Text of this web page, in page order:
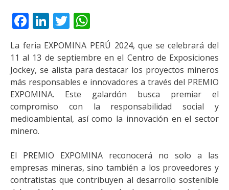
Facebook
LinkedIn
Twitter
La feria EXPOMINA PERÚ 2024, que se celebrará del
11 al 13 de septiembre en el Centro de Exposiciones
Jockey, se alista para destacar los proyectos mineros
más responsables e innovadores a través del PREMIO
EXPOMINA. Este galardón busca premiar el
compromiso con la responsabilidad social y
medioambiental, así como la innovación en el sector
minero.
El PREMIO EXPOMINA reconocerá no solo a las
empresas mineras, sino también a los proveedores y
contratistas que contribuyen al desarrollo sostenible